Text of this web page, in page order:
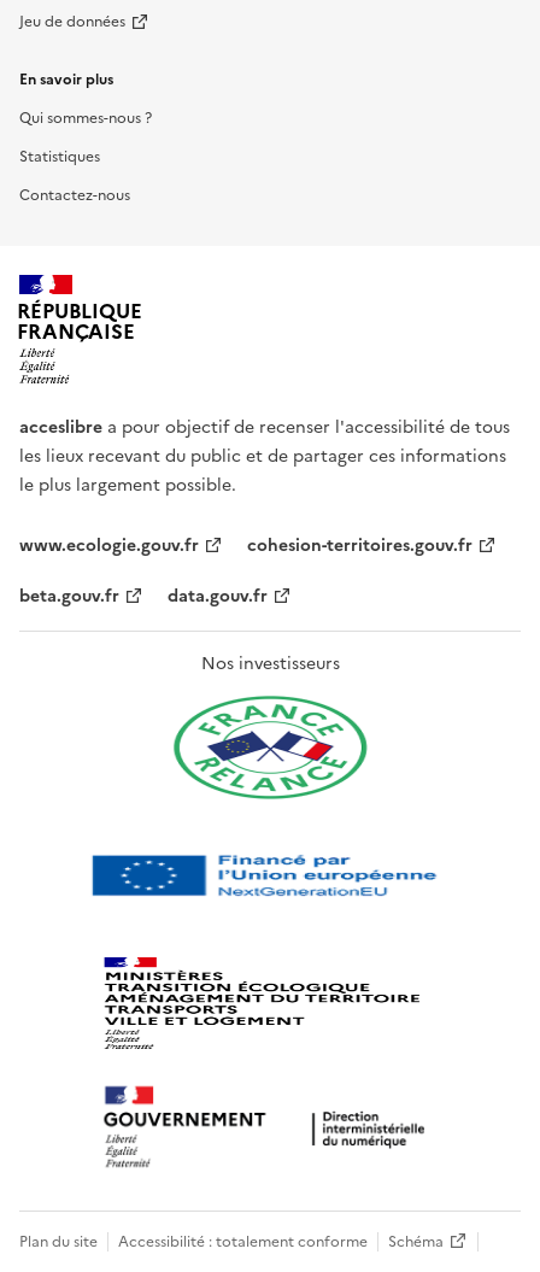
Jeu de données
En savoir plus
Qui sommes-nous ?
Statistiques
Contactez-nous
RÉPUBLIQUE
FRANÇAISE
acceslibre a pour objectif de recenser l'accessibilité de tous
les lieux recevant du public et de partager ces informations
le plus largement possible.
www.ecologie.gouv.fr
cohesion-territoires.gouv.fr
beta.gouv.fr
data.gouv.fr
Nos investisseurs
Plan du site Accessibilité : totalement conforme Schéma